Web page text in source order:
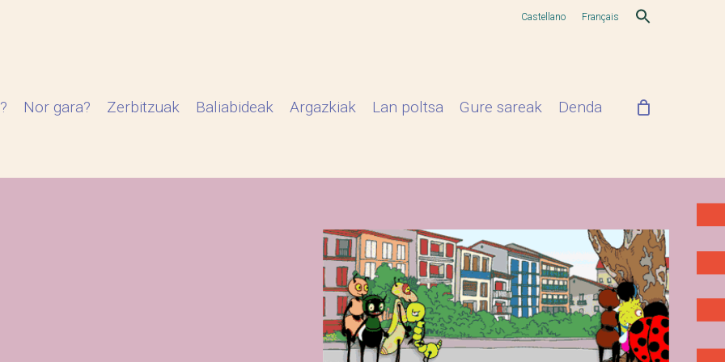
Castellano Français
Nor gara? Zerbitzuak Baliabideak Argazkiak Lan poltsa Gure sareak Denda